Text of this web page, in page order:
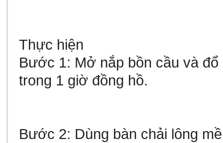
Thực hiện
Bước 1: Mở nắp bồn cầu và
trong 1 giờ đồng hồ.
Bước 2: Dùng bàn chải lông